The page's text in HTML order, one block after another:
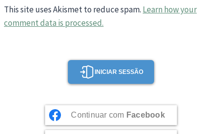
This site uses Akismet to reduce spam. Learn how your
comment data is processed.
INICIAR SESSÃO
Continuar com Facebook